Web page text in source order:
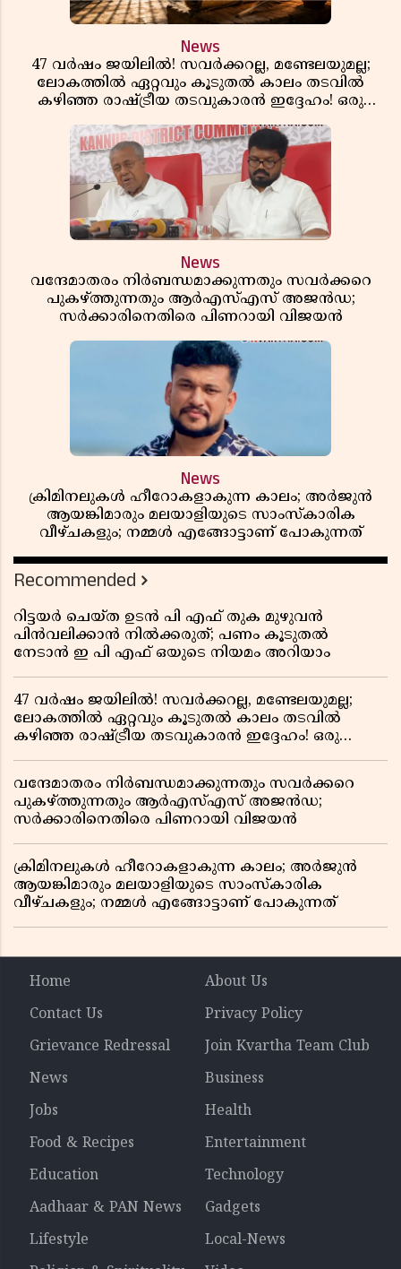
News
47 വർഷം ജയിലിൽ! സവർക്കറല്ല, മണ്ടേലയുമല്ല;
ലോകത്തിൽ ഏറ്റവും കൂടുതൽ കാലം തടവിൽ
കഴിഞ്ഞ രാഷ്ട്രീയ തടവുകാരൻ ഇദ്ദേഹം! ഒരു
News
വന്ദേമാതരം നിർബന്ധമാക്കുന്നതും സവർക്കറെ
പുകഴ്ത്തുന്നതും ആർഎസ്എസ് അജൻഡ;
സർക്കാരിനെതിരെ പിണറായി വിജയൻ
News
ക്രിമിനലുകൾ ഹീറോകളാകുന്ന കാലം; അർജുൻ
ആയങ്കിമാരും മലയാളിയുടെ സാംസ്കാരിക
വീഴ്ചകളും; നമ്മൾ എങ്ങോട്ടാണ് പോകുന്നത്
Recommended
റിട്ടയർ ചെയ്ത ഉടൻ പി എഫ് തുക മുഴുവൻ
പിൻവലിക്കാൻ നിൽക്കരുത്; പണം കൂടുതൽ
നേടാൻ ഇ പി എഫ് ഒയുടെ നിയമം അറിയാം
47 വർഷം ജയിലിൽ! സവർക്കറല്ല, മണ്ടേലയുമല്ല;
ലോകത്തിൽ ഏറ്റവും കൂടുതൽ കാലം തടവിൽ
കഴിഞ്ഞ രാഷ്ട്രീയ തടവുകാരൻ ഇദ്ദേഹം! ഒരു
വന്ദേമാതരം നിർബന്ധമാക്കുന്നതും സവർക്കറെ
പുകഴ്ത്തുന്നതും ആർഎസ്എസ് അജൻഡ;
സർക്കാരിനെതിരെ പിണറായി വിജയൻ
ക്രിമിനലുകൾ ഹീറോകളാകുന്ന കാലം; അർജുൻ
ആയങ്കിമാരും മലയാളിയുടെ സാംസ്കാരിക
വീഴ്ചകളും; നമ്മൾ എങ്ങോട്ടാണ് പോകുന്നത്
Home
About Us
Contact Us
Privacy Policy
Grievance Redressal
Join Kvartha Team Club
News
Business
Jobs
Health
Food & Recipes
Entertainment
Education
Technology
Aadhaar & PAN News
Gadgets
Lifestyle
Local-News